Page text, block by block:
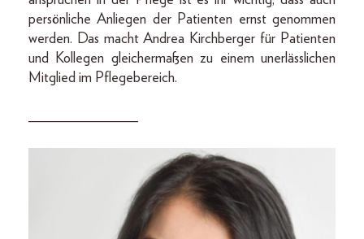
persönliche Anliegen der Patienten ernst genommen
werden. Das macht Andrea Kirchberger für Patienten
und Kollegen gleichermaßen zu einem unerlässlichen
Mitglied im Pflegebereich.
_______________